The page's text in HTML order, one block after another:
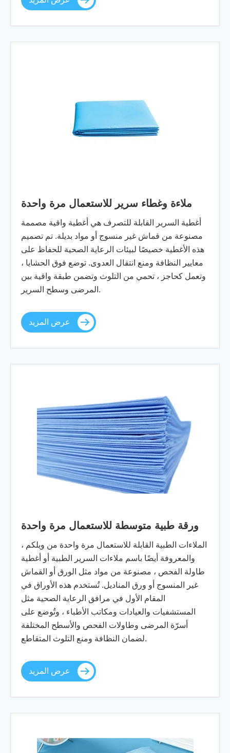
ملاءة وغطاء سرير للاستعمال مرة واحدة
أغطية السرير القابلة للتصرف هي أغطية واقية مصممة
مصنوعة من قماش غير منسوج أو مواد بديلة. تم تصميم
هذه الأغطية خصيصًا لبيئات الرعاية الصحية للحفاظ على
معايير النظافة ومنع انتقال العدوى. توضع فوق الحشايا ،
وتعمل كحاجز ، تحمي من التلوث وتضمن طبقة واقية بين
المرضى وسطح السرير.
ورقة طبية متوسطة للاستعمال مرة واحدة
الملاءات الطبية القابلة للاستعمال مرة واحدة من ويلكم ،
والمعروفة أيضًا باسم ملاءات السرير الطبية أو أغطية
طاولة الفحص ، مصنوعة من مواد مثل الورق أو القماش
غير المنسوج أو ورق المناديل. تُستخدم هذه الأوراق في
المقام الأول في مرافق الرعاية الصحية مثل
المستشفيات والعيادات ومكاتب الأطباء ، وتُوضع على
أسرّة المرضى وطاولات الفحص والأسطح المختلفة
لضمان النظافة ومنع التلوث المتقاطع.